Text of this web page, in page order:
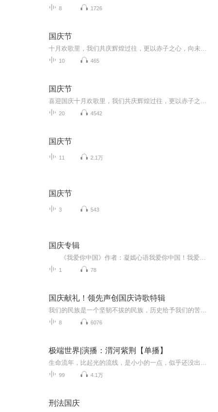
8 1726
国庆节
10 465
国庆节
20 4542
国庆节
11 2.1万
国庆节
3 543
国庆专辑
1 78
国庆献礼！领先声创国庆诗歌特辑
8 6076
极端世界|演播：渭河紫荆【单播】
99 4.1万
刑法国庆